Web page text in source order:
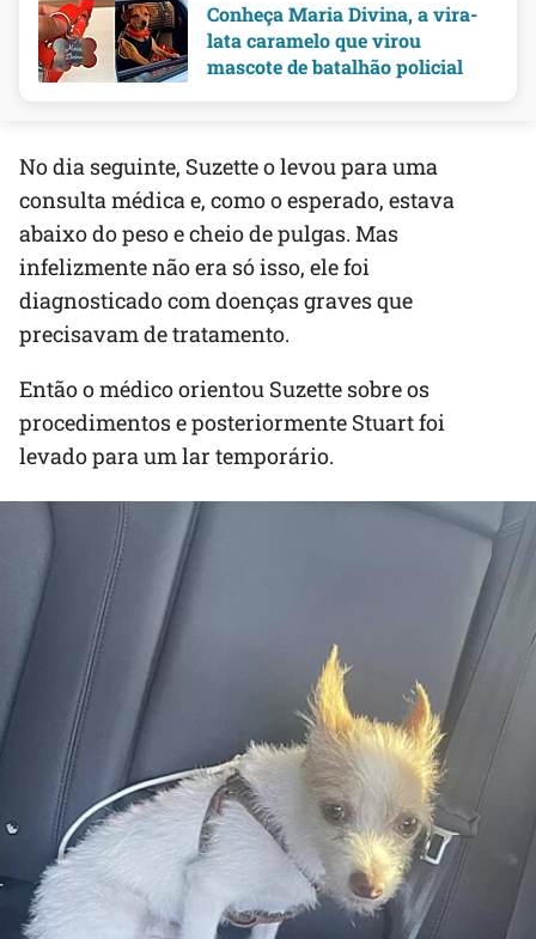
Conheça Maria Divina, a vira-
lata caramelo que virou
mascote de batalhão policial
No dia seguinte, Suzette o levou para uma
consulta médica e, como o esperado, estava
abaixo do peso e cheio de pulgas. Mas
infelizmente não era só isso, ele foi
diagnosticado com doenças graves que
precisavam de tratamento.
Então o médico orientou Suzette sobre os
procedimentos e posteriormente Stuart foi
levado para um lar temporário.